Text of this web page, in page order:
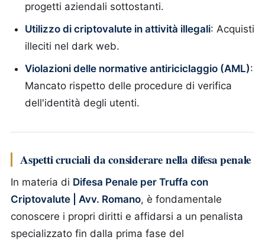
progetti aziendali sottostanti.
Utilizzo di criptovalute in attività illegali: Acquisti
illeciti nel dark web.
Violazioni delle normative antiriciclaggio (AML):
Mancato rispetto delle procedure di verifica
dell'identità degli utenti.
Aspetti cruciali da considerare nella difesa penale
In materia di Difesa Penale per Truffa con
Criptovalute | Avv. Romano, è fondamentale
conoscere i propri diritti e affidarsi a un penalista
specializzato fin dalla prima fase del